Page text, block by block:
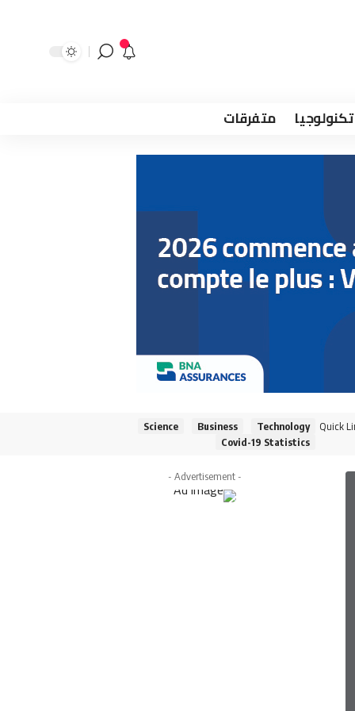
تكنولوجيا متفرقات
Quick
Technology
Business
Science
Covid-19 Statistics
- Advertisement -